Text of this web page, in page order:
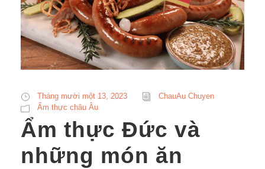
Tháng mười một 13, 2023
ChauAu Chuyen
Ẩm thực châu Âu
Ẩm thực Đức và
những món ăn